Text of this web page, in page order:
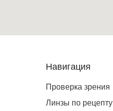
Навигация
Проверка зрения
Линзы по рецепту